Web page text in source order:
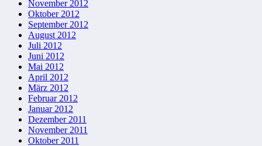
November 2012
Oktober 2012
September 2012
August 2012
Juli 2012
Juni 2012
Mai 2012
April 2012
März 2012
Februar 2012
Januar 2012
Dezember 2011
November 2011
Oktober 2011